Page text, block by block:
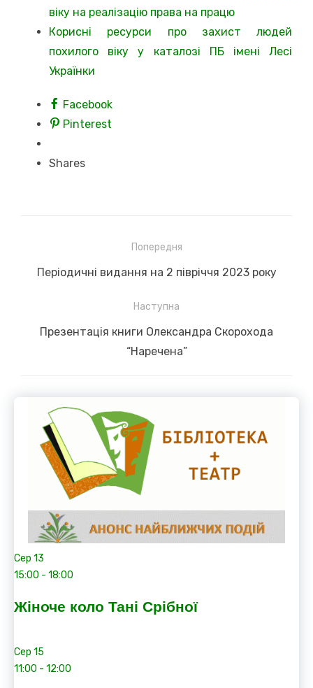
віку на реалізацію права на працю
Корисні ресурси про захист людей
похилого віку у каталозі ПБ імені Лесі
Українки
Facebook
Pinterest
Shares
записів
Попередня
Previous
Періодичні видання на 2 півріччя 2023 року
Наступна
Next
Презентація книги Олександра Скорохода
“Наречена”
Сер 13
15:00 - 18:00
Жіноче коло Тані Срібної
Сер 15
11:00 - 12:00